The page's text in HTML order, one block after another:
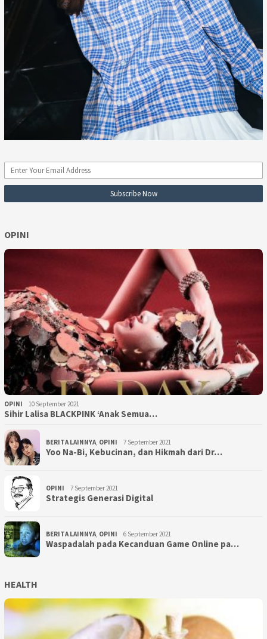
OPINI
OPINI 10 September 2021
Sihir Lalisa BLACKPINK ‘Anak Semua…
BERITA LAINNYA, OPINI 7 September 2021
Yoo Na-Bi, Kebucinan, dan Hikmah dari Dr…
OPINI 7 September 2021
Strategis Generasi Digital
BERITA LAINNYA, OPINI 6 September 2021
Waspadalah pada Kecanduan Game Online pa…
HEALTH